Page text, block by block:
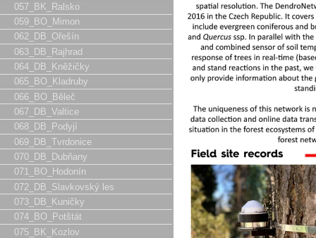
057_BK_Ralsko
059_BO_Mimon
062_DB_Ořešín
063_DB_Rajhrad
064_DB_Kněžičky
065_BO_Kladruby
066_BO_Běleč
067_DB_Valtice
068_DB_Podyjí
069_DB_Tvrdonice
070_DB_Dubňany
071_BO_Hodonín
072_DB_Slavkovský les
073_DB_Kuničky
074_BO_Potštát
075_BK_Kozlov